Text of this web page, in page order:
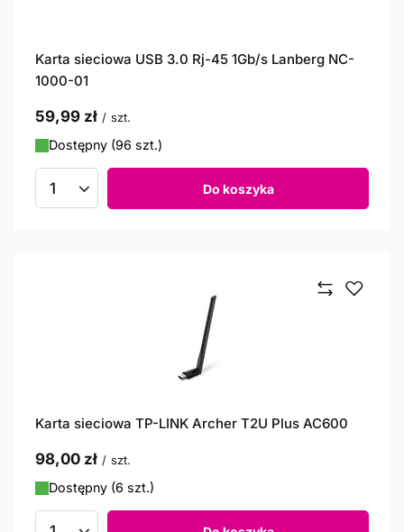
Karta sieciowa USB 3.0 Rj-45 1Gb/s Lanberg NC-
1000-01
59,99 zł / szt.
Dostępny (96 szt.)
Ilość produktów Do koszyka
Karta sieciowa TP-LINK Archer T2U Plus AC600
98,00 zł / szt.
Dostępny (6 szt.)